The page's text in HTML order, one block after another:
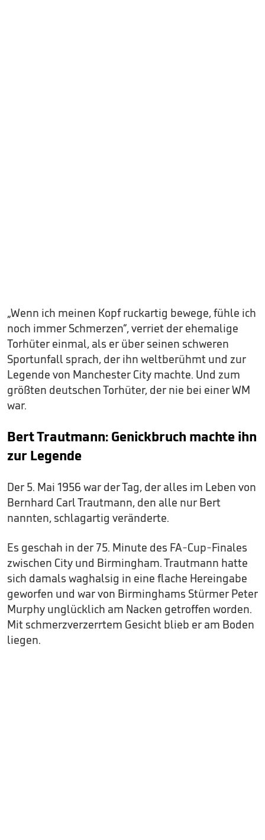
„Wenn ich meinen Kopf ruckartig bewege, fühle ich
noch immer Schmerzen“, verriet der ehemalige
Torhüter einmal, als er über seinen schweren
Sportunfall sprach, der ihn weltberühmt und zur
Legende von Manchester City machte. Und zum
größten deutschen Torhüter, der nie bei einer WM
war.
Bert Trautmann: Genickbruch machte ihn
zur Legende
Der 5. Mai 1956 war der Tag, der alles im Leben von
Bernhard Carl Trautmann, den alle nur Bert
nannten, schlagartig veränderte.
Es geschah in der 75. Minute des FA-Cup-Finales
zwischen City und Birmingham. Trautmann hatte
sich damals waghalsig in eine flache Hereingabe
geworfen und war von Birminghams Stürmer Peter
Murphy unglücklich am Nacken getroffen worden.
Mit schmerzverzerrtem Gesicht blieb er am Boden
liegen.